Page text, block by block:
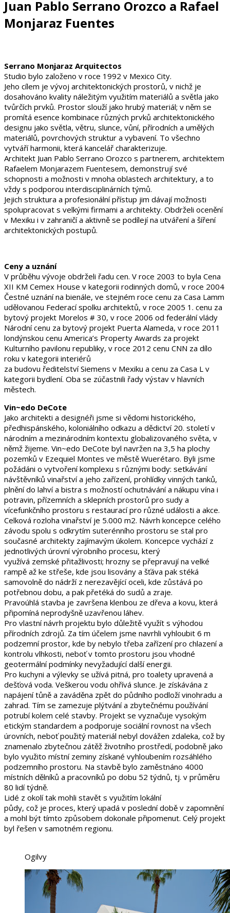
Juan Pablo Serrano Orozco a Rafael
Monjaraz Fuentes
Serrano Monjaraz Arquitectos
Studio bylo založeno v roce 1992 v Mexico City.
Jeho cílem je vývoj architektonických prostorů, v nichž je
dosahováno kvality náležitým využitím materiálů a světla jako
tvůrčích prvků. Prostor slouží jako hrubý materiál; v něm se
promítá esence kombinace různých prvků architektonického
designu jako světla, větru, slunce, vůní, přírodních a umělých
materiálů, povrchových struktur a vybavení. To všechno
vytváří harmonii, která kancelář charakterizuje.
Architekt Juan Pablo Serrano Orozco s partnerem, architektem
Rafaelem Monjarazem Fuentesem, demonstrují své
schopnosti a možnosti v mnoha oblastech architektury, a to
vždy s podporou interdisciplinárních týmů.
Jejich struktura a profesionální přístup jim dávají možnosti
spolupracovat s velkými firmami a architekty. Obdrželi ocenění
v Mexiku i v zahraničí a aktivně se podílejí na utváření a šíření
architektonických postupů.
Ceny a uznání
V průběhu vývoje obdrželi řadu cen. V roce 2003 to byla Cena
XII KM Cemex House v kategorii rodinných domů, v roce 2004
Čestné uznání na bienále, ve stejném roce cenu za Casa Lamm
udělovanou Federací spolku architektů, v roce 2005 1. cenu za
bytový projekt Morelos # 30, v roce 2006 od federální vlády
Národní cenu za bytový projekt Puerta Alameda, v roce 2011
londýnskou cenu America’s Property Awards za projekt
Kulturního pavilonu republiky, v roce 2012 cenu CNN za dílo
roku v kategorii interiérů
za budovu ředitelství Siemens v Mexiku a cenu za Casa L v
kategorii bydlení. Oba se zúčastnili řady výstav v hlavních
městech.
Vin~edo DeCote
Jako architekti a designéři jsme si vědomi historického,
předhispánského, koloniálního odkazu a dědictví 20. století v
národním a mezinárodním kontextu globalizovaného světa, v
němž žijeme. Vin~edo DeCote byl navržen na 3,5 ha plochy
pozemků v Ezequiel Montes ve městě Wuerétaro. Byli jsme
požádáni o vytvoření komplexu s různými body: setkávání
návštěvníků vinařství a jeho zařízení, prohlídky vinných tanků,
plnění do lahví a bistra s možností ochutnávání a nákupu vína i
potravin, přízemních a sklepních prostorů pro sudy a
vícefunkčního prostoru s restaurací pro různé události a akce.
Celková rozloha vinařství je 5.000 m2. Návrh koncepce celého
závodu spolu s odkrytím suterénního prostoru se stal pro
současné architekty zajímavým úkolem. Koncepce vychází z
jednotlivých úrovní výrobního procesu, který
využívá zemské přitažlivosti; hrozny se přepravují na velké
rampě až ke střeše, kde jsou lisovány a šťáva pak stéká
samovolně do nádrží z nerezavějící oceli, kde zůstává po
potřebnou dobu, a pak přetéká do sudů a zraje.
Pravoúhlá stavba je završena klenbou ze dřeva a kovu, která
připomíná neprodyšně uzavřenou láhev.
Pro vlastní návrh projektu bylo důležitě využít s výhodou
přírodních zdrojů. Za tím účelem jsme navrhli vyhloubit 6 m
podzemní prostor, kde by nebylo třeba zařízení pro chlazení a
kontrolu vlhkosti, neboť v tomto prostoru jsou vhodné
geotermální podmínky nevyžadující další energii.
Pro kuchyni a výlevky se užívá pitná, pro toalety upravená a
dešťová voda. Veškerou vodu ohřívá slunce. Je získávána z
napájení tůně a zaváděna zpět do půdního podloží vinohradu a
zahrad. Tím se zamezuje plýtvání a zbytečnému používání
potrubí kolem celé stavby. Projekt se vyznačuje vysokým
etickým standardem a podporuje sociální rovnost na všech
úrovních, neboť použitý materiál nebyl dovážen zdaleka, což by
znamenalo zbytečnou zátěž životního prostředí, podobně jako
bylo využito místní zeminy získané vyhloubením rozsáhlého
podzemního prostoru. Na stavbě bylo zaměstnáno 4000
místních dělníků a pracovníků po dobu 52 týdnů, tj. v průměru
80 lidí týdně.
Lidé z okolí tak mohli stavět s využitím lokální
půdy, což je proces, který upadá v poslední době v zapomnění
a mohl být tímto způsobem dokonale připomenut. Celý projekt
byl řešen v samotném regionu.
Ogilvy